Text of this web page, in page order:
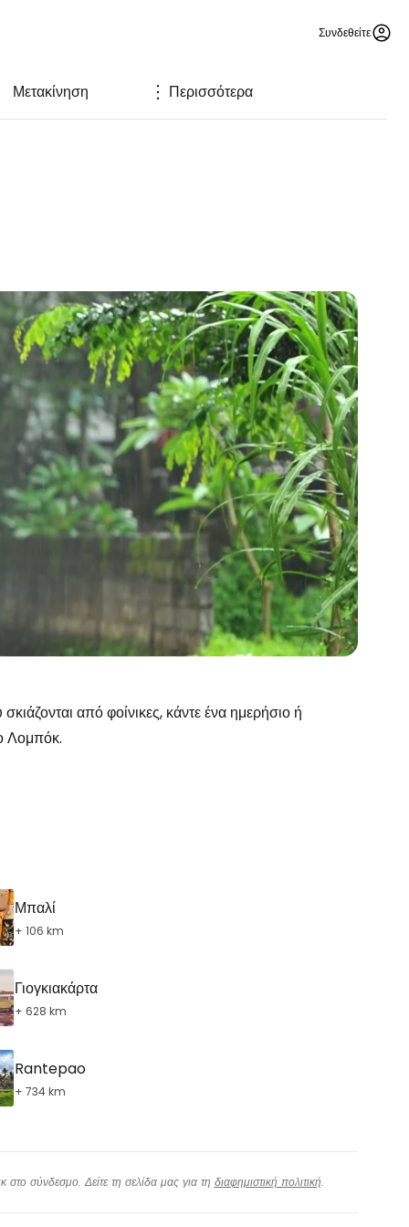
Συνδεθείτε
Μετακίνηση Περισσότερα
από φοίνικες, κάντε ένα ημερήσιο ή
Λομπόκ.
Μπαλί
+ 106 km
Γιογκιακάρτα
+ 628 km
Rantepao
+ 734 km
σύνδεσμο. Δείτε τη σελίδα μας για τη διαφημιστική πολιτική.
Cestee
με το Facebook
με email